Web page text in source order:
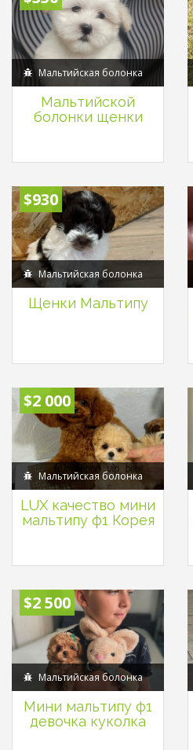
Мальтийская болонка
Мальтийской
болонки щенки
$930
Мальтийская болонка
Щенки Мальтипу
$2 000
Мальтийская болонка
LUX качество мини
мальтипу ф1 Корея
$2 500
Мальтийская болонка
Мини мальтипу ф1
девочка куколка